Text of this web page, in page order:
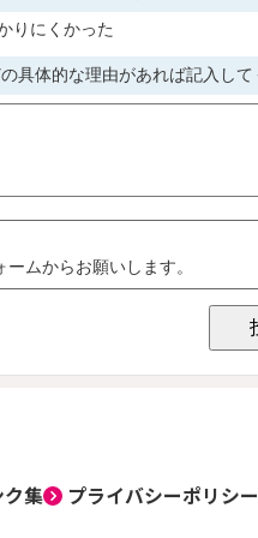
集 プライバシーポリシー